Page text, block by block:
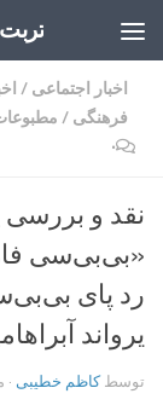
اخبار اجتماعی /
فرهنگی /
۰
نقد و بررسی
«بی‌بی‌سی
رد پای
یرواند
توسطکاظم خطیبی ·